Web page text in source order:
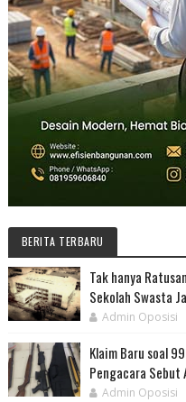
BERITA TERBARU
Tak hanya
Sekolah Swasta
Admin Oposisi
Klaim Baru soal
Pengacara
Admin Oposisi